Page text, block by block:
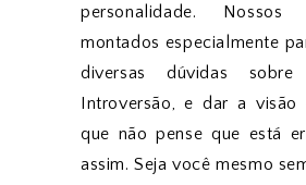
personalidade.
montados especialmente
diversas dúvidas
Introversão, e dar a visão
que não pense que está
assim. Seja você mesmo